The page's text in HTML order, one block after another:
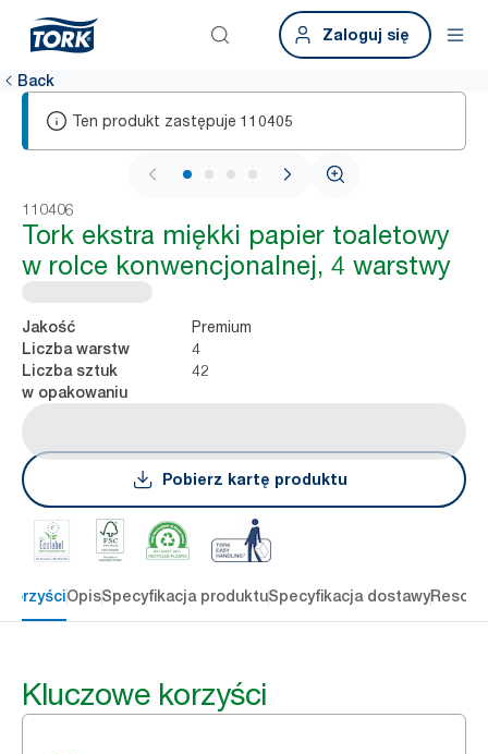
Zaloguj się
Back
Ten produkt zastępuje 110405
1 / 4
110406
Tork ekstra miękki papier toaletowy
w rolce konwencjonalnej, 4 warstwy
Jakość Premium
Liczba warstw 4
Liczba sztuk
w opakowaniu
42
Pobierz kartę produktu
korzyściOpisSpecyfikacja produktuSpecyfikacja dostawy
Kluczowe korzyści